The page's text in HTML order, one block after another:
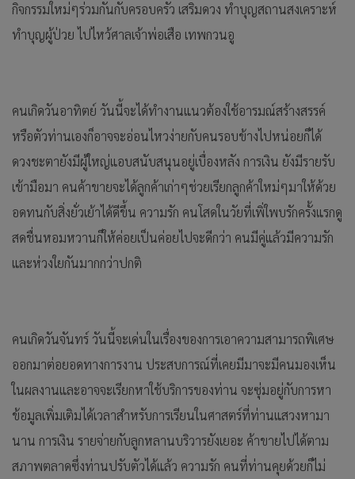
กิจกรรมใหม่ๆร่วมกันกับครอบครัว เสริมดวง ทำบุญสถานสงเคราะห์
ทำบุญผู้ป่วย ไปไหว้ศาลเจ้าพ่อเสือ เทพกวนอู
คนเกิดวันอาทิตย์ วันนี้จะได้ทำงานแนวต้องใช้อารมณ์สร้างสรรค์
หรือตัวท่านเองก็อาจจะอ่อนไหวง่ายกับคนรอบข้างไปหน่อยก็ได้
ดวงชะตายังมีผู้ใหญ่แอบสนับสนุนอยู่เบื่องหลัง การเงิน ยังมีรายรับ
เข้ามือมา คนค้าขายจะได้ลูกค้าเก่าๆช่วยเรียกลูกค้าใหม่ๆมาให้ด้วย
อดทนกับสิ่งยั่วเย้าได้ดีขึ้น ความรัก คนโสดในวัยที่เพิ่ใพบรักครั้งแรกดู
สดชื่นหอมหวานก็ให้ค่อยเป็นค่อยไปจะดีกว่า คนมีคู่แล้วมีความรัก
และห่วงใยกันมากกว่าปกติ
คนเกิดวันจันทร์ วันนี้จะเด่นในเรื่องของการเอาความสามารถพิเศษ
ออกมาต่อยอดทางการงาน ประสบการณ์ที่เคยมีมาจะมีคนมองเห็น
ในผลงานและอาจจะเรียกหาใช้บริการของท่าน จะซุ่มอยู่กับการหา
ข้อมูลเพิ่มเติมได้เวลาสำหรับการเรียนในศาสตร์ที่ท่านแสวงหามา
นาน การเงิน รายจ่ายกับลูกหลานบริวารยังเยอะ ค้าขายไปได้ตาม
สภาพตลาดซึ่งท่านปรับตัวได้แล้ว ความรัก คนที่ท่านคุยด้วยก็ไม่